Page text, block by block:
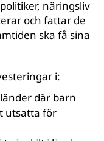
näringsliv
och fattar de
ska få sina
i:
där barn
utsatta för